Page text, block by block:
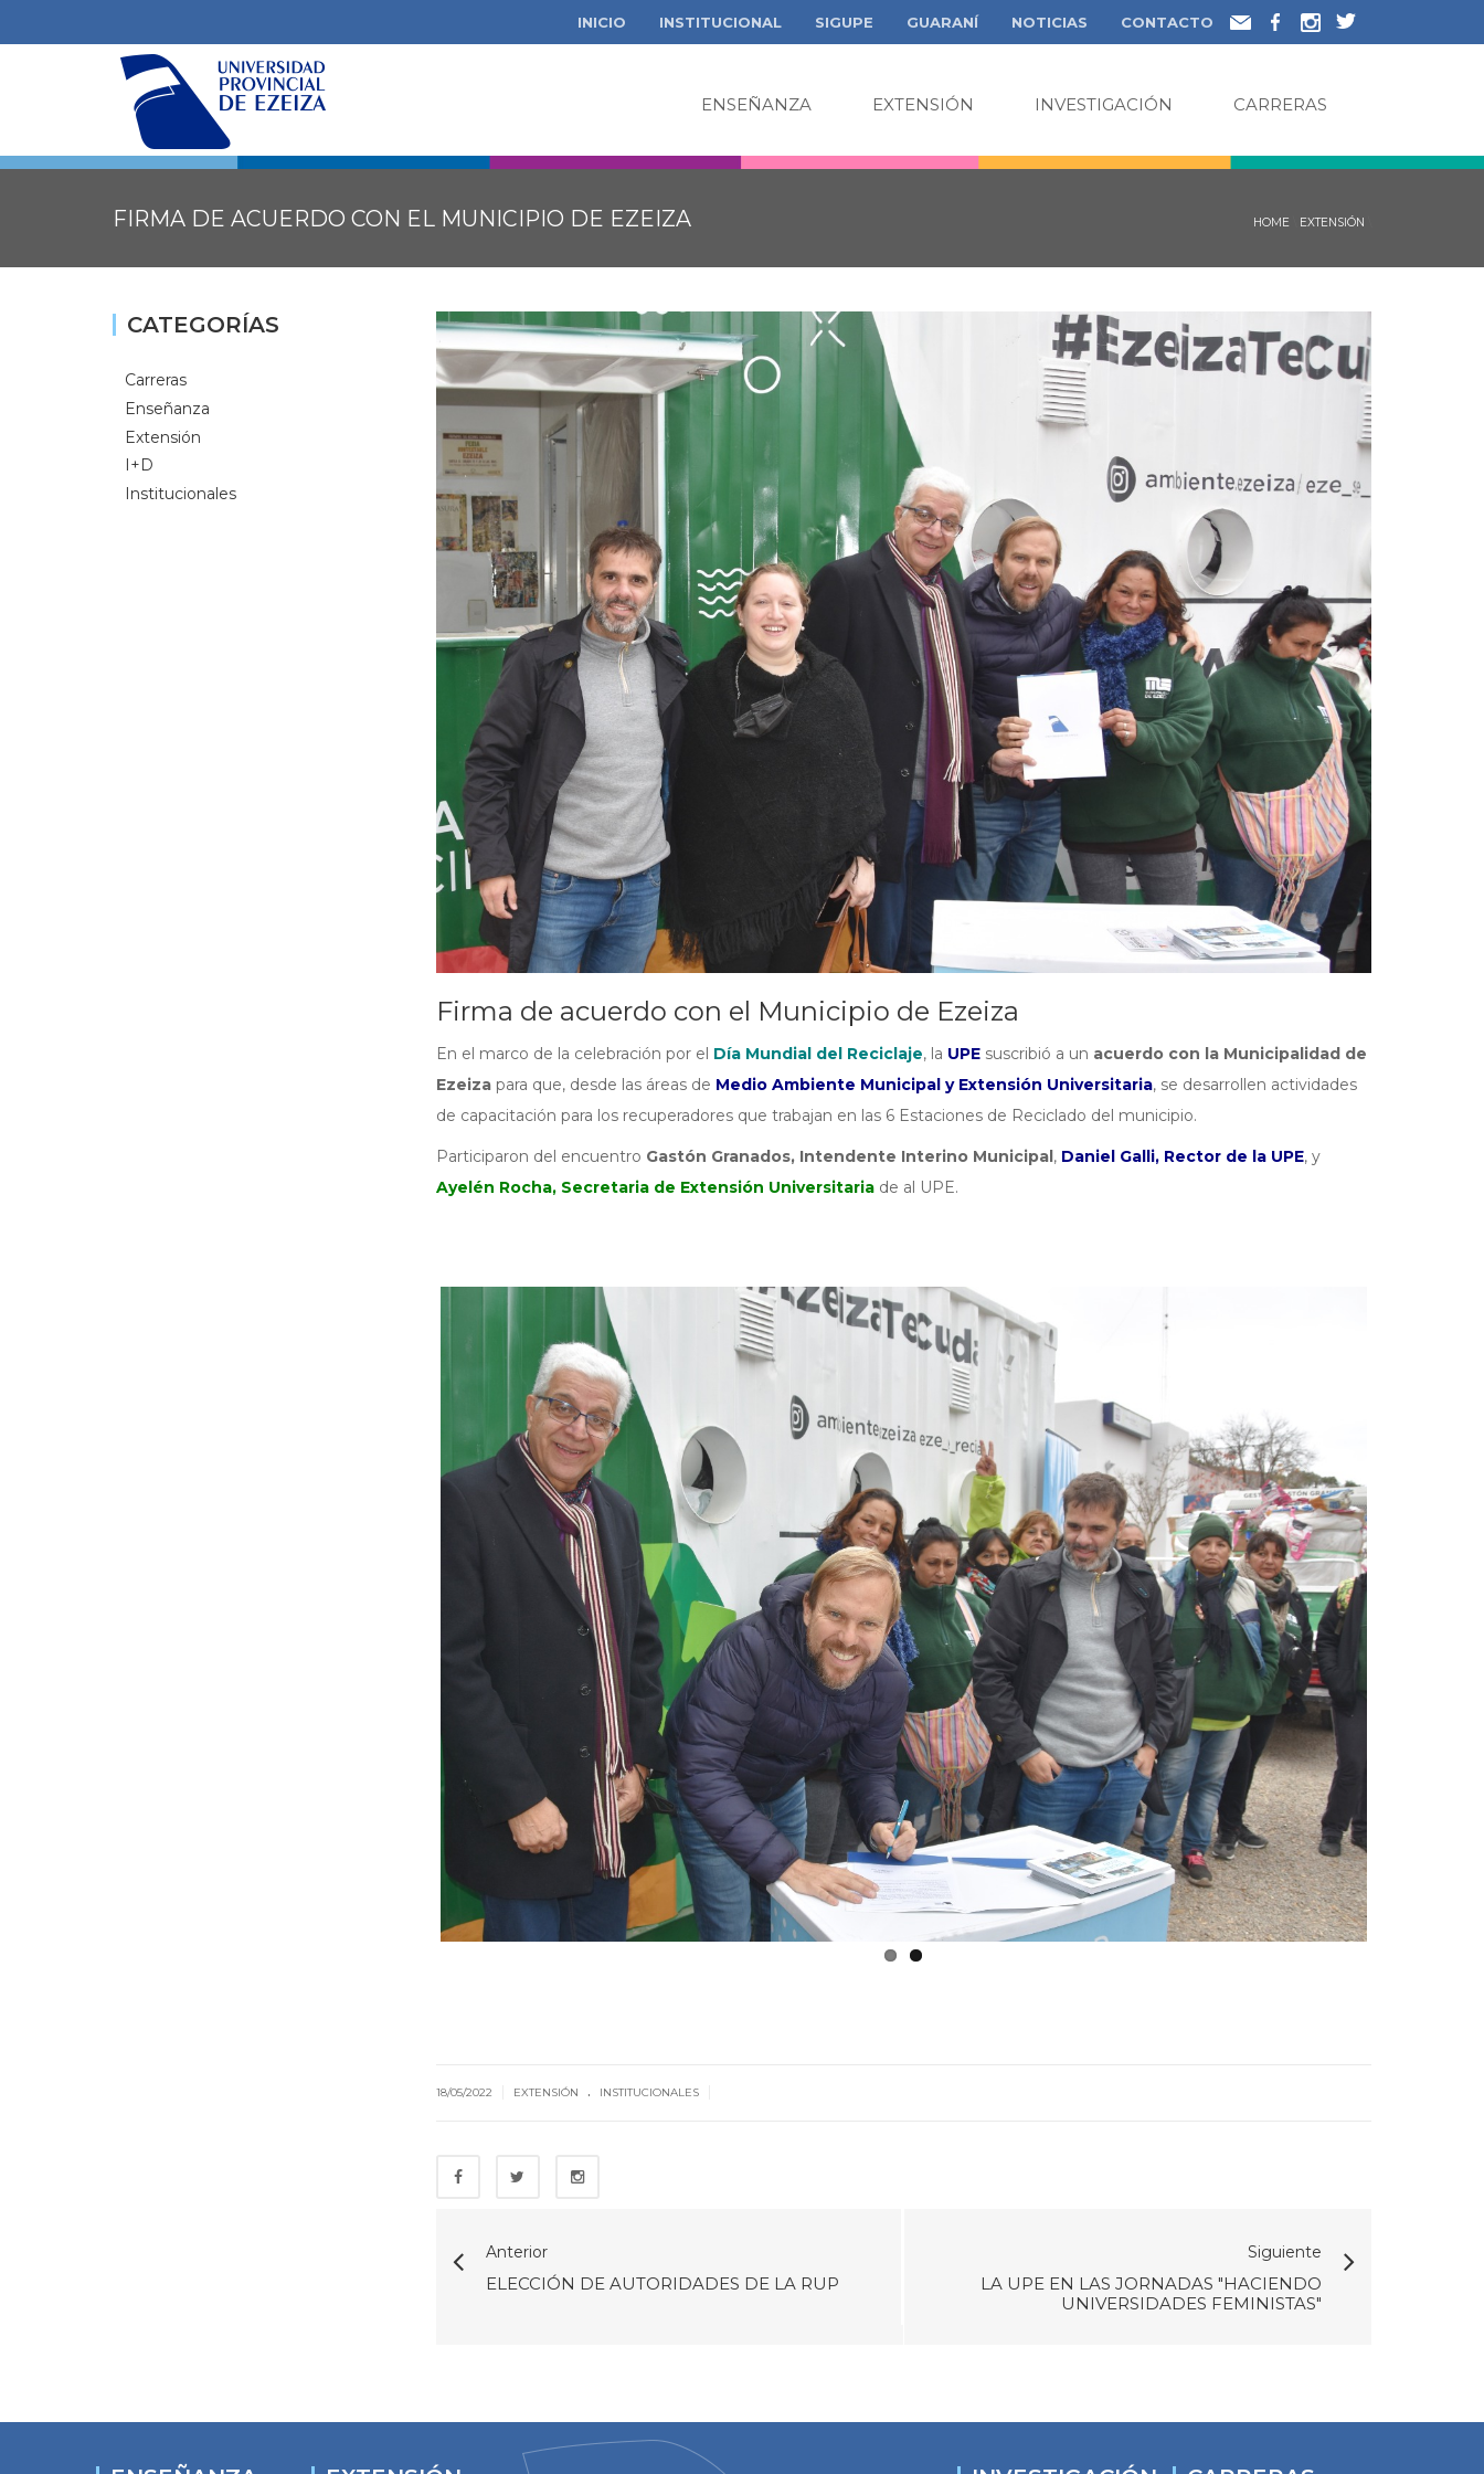
INICIO INSTITUCIONAL SIGUPE GUARANÍ NOTICIAS CONTACTO
ENSEÑANZA EXTENSIÓN INVESTIGACIÓN CARRERAS
FIRMA DE ACUERDO CON EL MUNICIPIO DE EZEIZA HOME EXTENSIÓN
Firma de acuerdo con el Municipio de Ezeiza
En el marco de la celebración por el Día Mundial del Reciclaje, la UPEsuscribió a un acuerdo con la Municipalidad de
Ezeizapara que, desde las áreas de Medio Ambiente Municipal y Extensión Universitaria, se desarrollen actividades
de capacitación para los recuperadores que trabajan en las 6 Estaciones de Reciclado del municipio.
Participaron del encuentro Gastón Granados, Intendente Interino Municipal, Daniel Galli, Rector de la UPE, y
Ayelén Rocha, Secretaria de Extensión Universitariade al UPE.
18/05/2022 EXTENSIÓN . INSTITUCIONALES
Anterior
ELECCIÓN DE AUTORIDADES DE LA RUP
Siguiente
LA UPE EN LAS JORNADAS "HACIENDO
UNIVERSIDADES FEMINISTAS"
CATEGORÍAS
Carreras
Enseñanza
Extensión
I+D
Institucionales